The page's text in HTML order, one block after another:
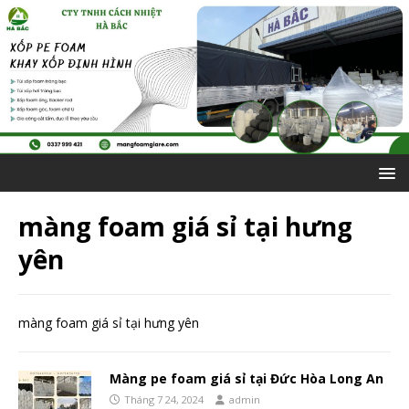
màng foam giá sỉ tại hưng
yên
màng foam giá sỉ tại hưng yên
Màng pe foam giá sỉ tại Đức Hòa Long An
Tháng 7 24, 2024 admin